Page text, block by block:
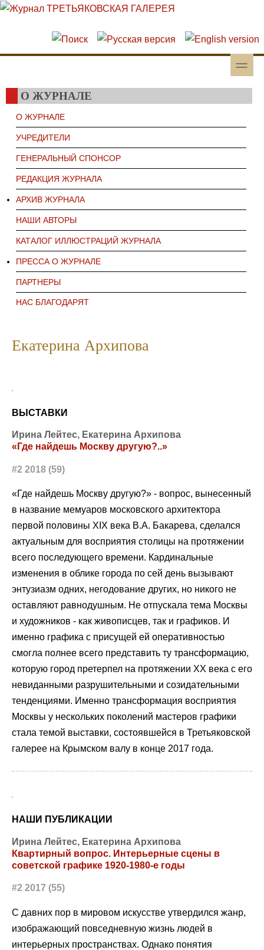
Перейти к основному содержанию
Skip to search
toggle
О ЖУРНАЛЕ
О ЖУРНАЛЕ
УЧРЕДИТЕЛИ
ГЕНЕРАЛЬНЫЙ СПОНСОР
РЕДАКЦИЯ ЖУРНАЛА
АРХИВ ЖУРНАЛА
НАШИ АВТОРЫ
КАТАЛОГ ИЛЛЮСТРАЦИЙ ЖУРНАЛА
ПРЕССА О ЖУРНАЛЕ
ПАРТНЕРЫ
НАС БЛАГОДАРЯТ
Екатерина Архипова
ВЫСТАВКИ
Ирина Лейтес, Екатерина Архипова
«Где найдешь Москву другую?..»
#2 2018 (59)
«Где найдешь Москву другую?» - вопрос, вынесенный
в название мемуаров московского архитектора
первой половины XIX века В.А. Бакарева, сделался
актуальным для восприятия столицы на протяжении
всего последующего времени. Кардинальные
изменения в облике города по сей день вызывают
энтузиазм одних, негодование других, но никого не
оставляют равнодушным. Не отпускала тема Москвы
и художников - как живописцев, так и графиков. И
именно графика с присущей ей оперативностью
смогла полнее всего представить ту трансформацию,
которую город претерпел на протяжении XX века с его
невиданными разрушительными и созидательными
тенденциями. Именно трансформация восприятия
Москвы у нескольких поколений мастеров графики
стала темой выставки, состоявшейся в Третьяковской
галерее на Крымском валу в конце 2017 года.
НАШИ ПУБЛИКАЦИИ
Ирина Лейтес, Екатерина Архипова
Квартирный вопрос. Интерьерные сцены в
советской графике 1920-1980-е годы
#2 2017 (55)
С давних пор в мировом искусстве утвердился жанр,
изображающий повседневную жизнь людей в
интерьерных пространствах. Однако понятия